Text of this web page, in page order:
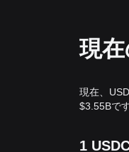
現在
現在、
$3.55Bで
1